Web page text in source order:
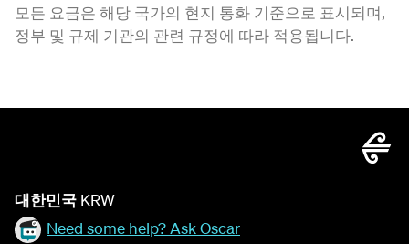
모든 요금은 해당 국가의 현지 통화 기준으로 표시되며,
정부 및 규제 기관의 관련 규정에 따라 적용됩니다.
대한민국 KRW
Need some help? Ask Oscar